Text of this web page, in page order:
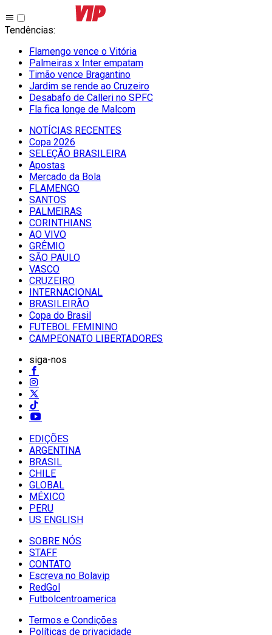
Tendências:
Flamengo vence o Vitória
Palmeiras x Inter empatam
Timão vence Bragantino
Jardim se rende ao Cruzeiro
Desabafo de Calleri no SPFC
Fla fica longe de Malcom
NOTÍCIAS RECENTES
Copa 2026
SELEÇÃO BRASILEIRA
Apostas
Mercado da Bola
FLAMENGO
SANTOS
PALMEIRAS
CORINTHIANS
AO VIVO
GRÊMIO
SĀO PAULO
VASCO
CRUZEIRO
INTERNACIONAL
BRASILEIRÃO
Copa do Brasil
FUTEBOL FEMININO
CAMPEONATO LIBERTADORES
siga-nos
EDIÇÕES
ARGENTINA
BRASIL
CHILE
GLOBAL
MÉXICO
PERU
US ENGLISH
SOBRE NÓS
STAFF
CONTATO
Escreva no Bolavip
RedGol
Futbolcentroamerica
Termos e Condições
Políticas de privacidade